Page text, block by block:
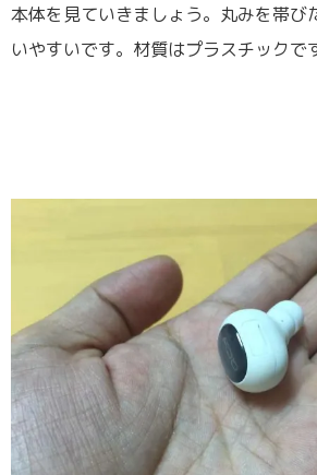
本体を見ていきましょう。丸みを帯び
いやすいです。材質はプラスチックで